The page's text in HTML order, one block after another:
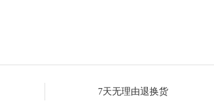
7天无理由退换货